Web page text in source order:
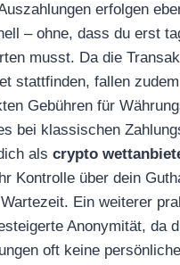
erfolgen
– ohne, dass du erst
musst. Da die
stattfinden, fallen
Gebühren für
bei klassischen
als crypto
Kontrolle über dein
Ein weiterer
Anonymität, da
oft keine